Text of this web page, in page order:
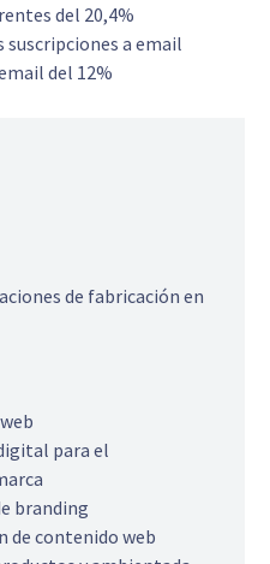
del 20,4%
suscripciones a email
del 12%
de fabricación en
para el
branding
de contenido web